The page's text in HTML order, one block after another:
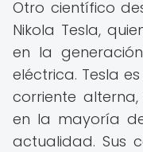
Otro científico
Nikola Tesla,
en la
eléctrica. Tesla
corriente
en la mayoría
actualidad. Sus